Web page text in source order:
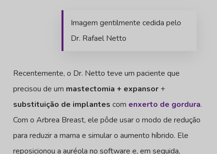
Imagem gentilmente cedida pelo
Dr. Rafael Netto
Recentemente, o Dr. Netto teve um paciente que
precisou de um mastectomia + expansor+
substituição de implantes com enxerto de gordura.
Com o Arbrea Breast, ele pôde usar o modo de redução
para reduzir a mama e simular o aumento híbrido. Ele
reposicionou a auréola no software e, em seguida,